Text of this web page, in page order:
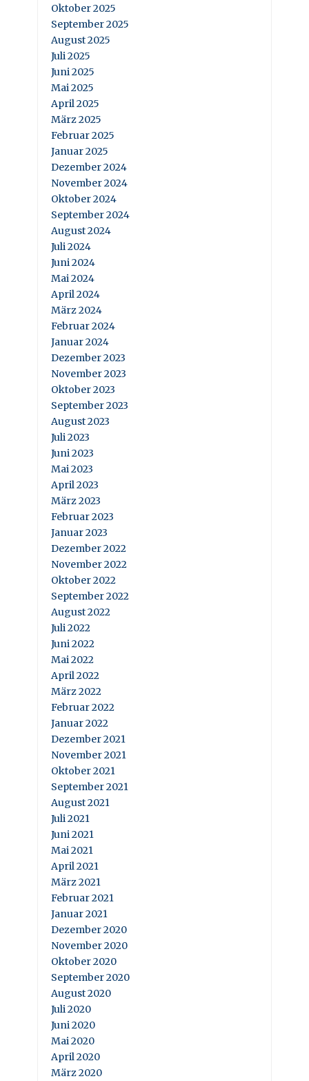
Oktober 2025
September 2025
August 2025
Juli 2025
Juni 2025
Mai 2025
April 2025
März 2025
Februar 2025
Januar 2025
Dezember 2024
November 2024
Oktober 2024
September 2024
August 2024
Juli 2024
Juni 2024
Mai 2024
April 2024
März 2024
Februar 2024
Januar 2024
Dezember 2023
November 2023
Oktober 2023
September 2023
August 2023
Juli 2023
Juni 2023
Mai 2023
April 2023
März 2023
Februar 2023
Januar 2023
Dezember 2022
November 2022
Oktober 2022
September 2022
August 2022
Juli 2022
Juni 2022
Mai 2022
April 2022
März 2022
Februar 2022
Januar 2022
Dezember 2021
November 2021
Oktober 2021
September 2021
August 2021
Juli 2021
Juni 2021
Mai 2021
April 2021
März 2021
Februar 2021
Januar 2021
Dezember 2020
November 2020
Oktober 2020
September 2020
August 2020
Juli 2020
Juni 2020
Mai 2020
April 2020
März 2020